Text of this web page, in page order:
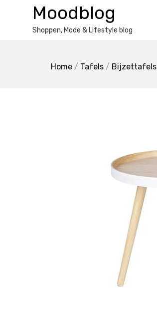
Moodblog
Shoppen, Mode & Lifestyle blog
Home / Tafels / Bijzettafels